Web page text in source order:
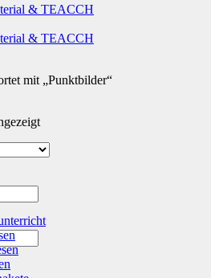
mit „Punktbilder“
Nach
sortiert